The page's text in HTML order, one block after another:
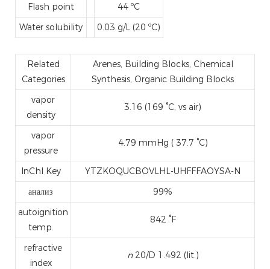
Flash point
44 ºC
Water solubility
0.03 g/L (20 ºC)
Related
Categories
Arenes, Building Blocks, Chemical
Synthesis, Organic Building Blocks
vapor
density
3.16 (169 °C, vs air)
vapor
pressure
4.79 mmHg ( 37.7 °C)
InChI Key
YTZKOQUCBOVLHL-UHFFFAOYSA-N
анализ
99%
autoignition
temp.
842 °F
refractive
index
n20/D 1.492 (lit.)